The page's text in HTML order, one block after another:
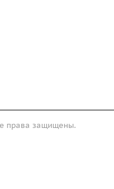
права защищены.